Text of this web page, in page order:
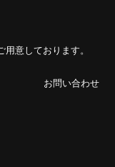
意しております。
お問い合わせ